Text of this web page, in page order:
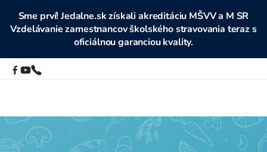
Sme prví! Jedalne.sk získali akreditáciu MŠVV a M SR
Vzdelávanie zamestnancov školského stravovania teraz s
oficiálnou garanciou kvality.